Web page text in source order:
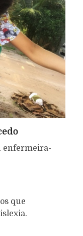
enfermeira-
que